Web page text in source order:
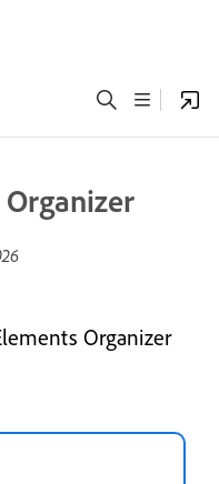
Organizer